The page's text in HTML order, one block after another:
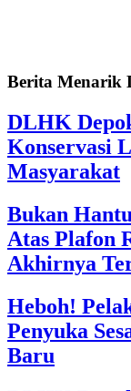
Berita Menarik
DLHK
Konservasi
Masyarakat
Bukan
Atas Plafon
Akhirnya
Heboh!
Penyuka
Baru